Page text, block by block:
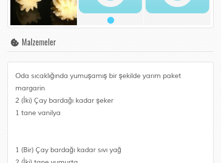
Malzemeler
Oda sıcaklığında yumuşamış bir şekilde yarım paket
margarin
2 (İki) Çay bardağı kadar şeker
1 tane vanilya
1 (Bir) Çay bardağı kadar sıvı yağ